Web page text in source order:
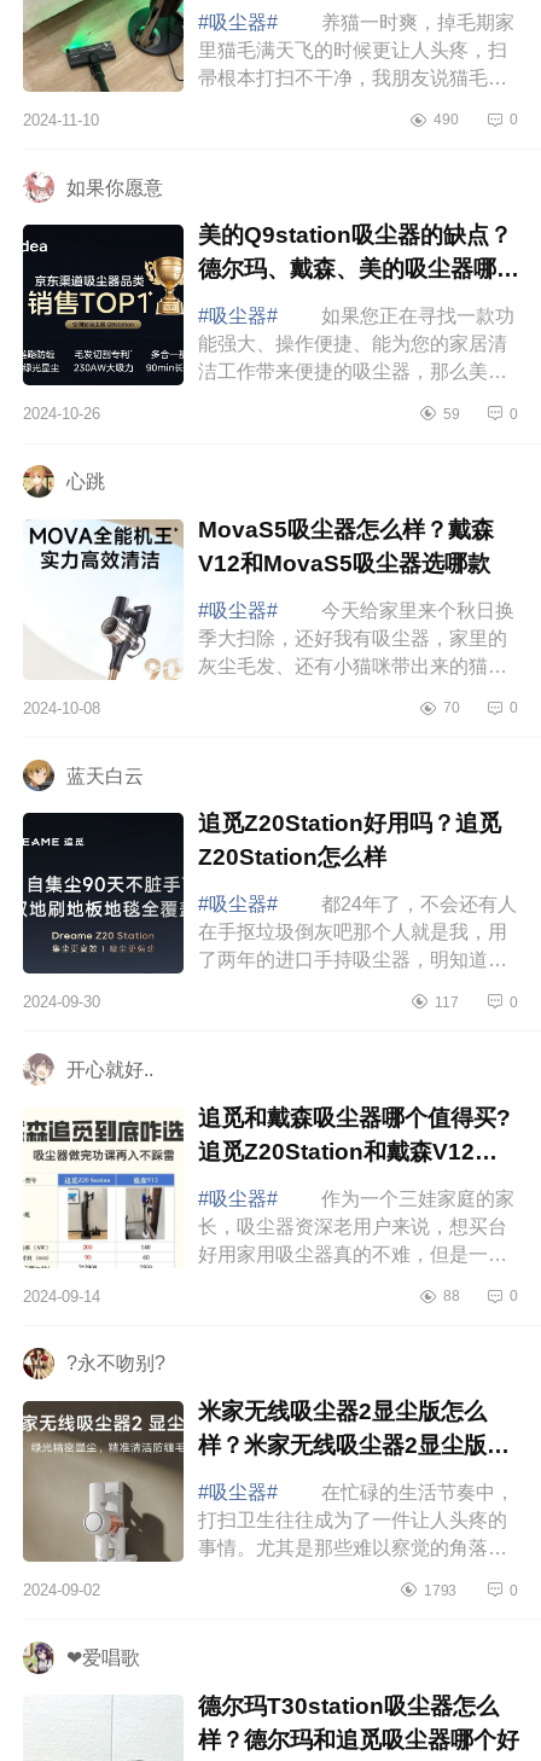
#吸尘器#
养猫一时爽，掉毛期家
里猫毛满天飞的时候更让人头疼，扫
帚根本打扫不干净，我朋友说猫毛还
小编为大家介绍下德尔玛t30station吸
2024-11-10 490 0
如果你愿意
美的Q9station吸尘器的缺点？
德尔玛、戴森、美的吸尘器哪款
值得入手
#吸尘器#
如果您正在寻找一款功
能强大、操作便捷、能为您的家居清
洁工作带来便捷的吸尘器，那么美的
小编为大家介绍下美的Q9station吸尘
2024-10-26 59 0
心跳
MovaS5吸尘器怎么样？戴森
V12和MovaS5吸尘器选哪款
#吸尘器#
今天给家里来个秋日换
季大扫除，还好我有吸尘器，家里的
灰尘毛发、还有小猫咪带出来的猫粮
手。下面小编为大家介绍下MovaS5
2024-10-08 70 0
蓝天白云
追觅Z20Station好用吗？追觅
Z20Station怎么样
#吸尘器#
都24年了，不会还有人
在手抠垃圾倒灰吧那个人就是我，用
了两年的进口手持吸尘器，明知道鸡
Z20Station，下面小编为大家介绍下
2024-09-30 117 0
开心就好..
追觅和戴森吸尘器哪个值得买?
追觅Z20Station和戴森V12到
底买哪个
#吸尘器#
作为一个三娃家庭的家
长，吸尘器资深老用户来说，想买台
好用家用吸尘器真的不难，但是一定
介绍下追觅和戴森吸尘器哪个值得买?
2024-09-14 88 0
?永不吻别?
米家无线吸尘器2显尘版怎么
样？米家无线吸尘器2显尘版怎
么用
#吸尘器#
在忙碌的生活节奏中，
打扫卫生往往成为了一件让人头疼的
事情。尤其是那些难以察觉的角落和
束手无策。下面小编为大家介绍下米
2024-09-02 1793 0
❤爱唱歌
德尔玛T30station吸尘器怎么
样？德尔玛和追觅吸尘器哪个好